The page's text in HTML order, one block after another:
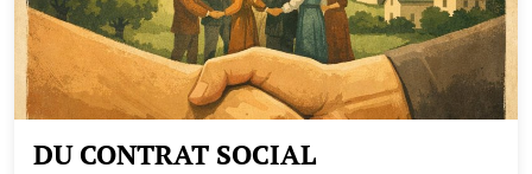
DU CONTRAT SOCIAL